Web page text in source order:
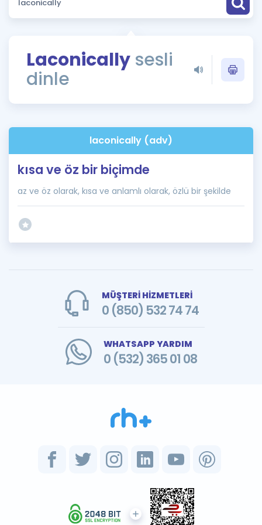
Puan Hesaplama
ÖSYM Sınav Takvimi
Kampanyalar
İngilizce Gramer
Laconically sesli
dinle
laconically (adv)
kısa ve öz bir biçimde
az ve öz olarak, kısa ve anlamlı olarak, özlü bir şekilde
MÜŞTERİ HİZMETLERİ
0 (850) 532 74 74
WHATSAPP YARDIM
0 (532) 365 01 08